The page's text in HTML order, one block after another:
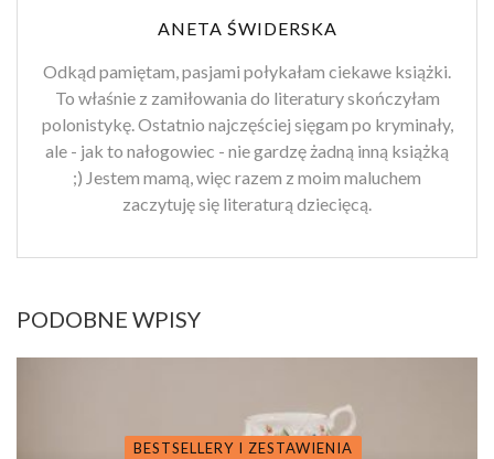
ANETA ŚWIDERSKA
Odkąd pamiętam, pasjami połykałam ciekawe książki.
To właśnie z zamiłowania do literatury skończyłam
polonistykę. Ostatnio najczęściej sięgam po kryminały,
ale - jak to nałogowiec - nie gardzę żadną inną książką
;) Jestem mamą, więc razem z moim maluchem
zaczytuję się literaturą dziecięcą.
PODOBNE WPISY
BESTSELLERY I ZESTAWIENIA